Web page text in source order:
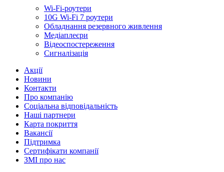
Wi-Fi-роутери
10G Wi-Fi 7 роутери
Обладнання резервного живлення
Медiаплеєри
Відеоспостереження
Сигналізація
Акції
Новини
Контакти
Про компанію
Соціальна відповідальність
Наші партнери
Карта покриття
Вакансії
Підтримка
Сертифікати компанії
ЗМІ про нас